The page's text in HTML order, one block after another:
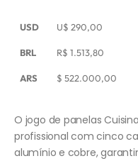
USD U$ 290,00
BRL R$ 1.513,80
ARS $ 522.000,00
O jogo de panelas
profissional com cinco
alumínio e cobre,